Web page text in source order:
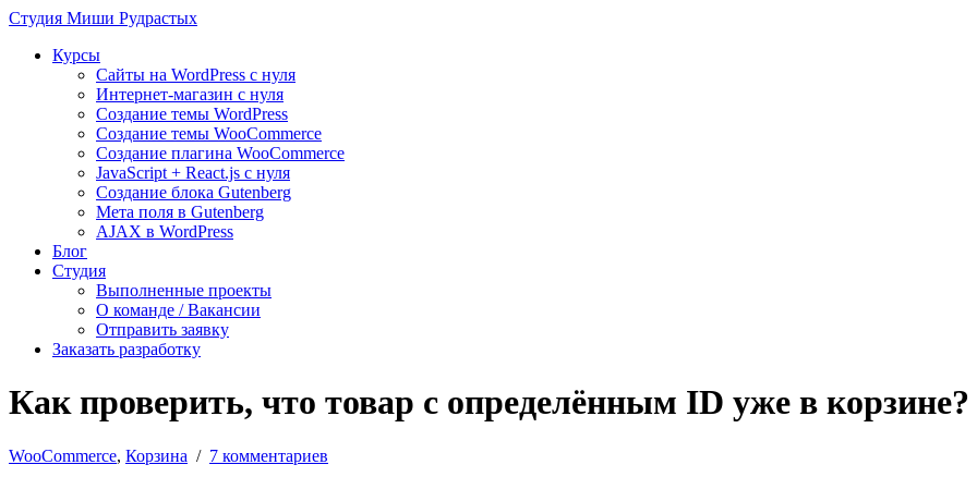
Студия Миши Рудрастых
Курсы
Сайты на WordPress с нуля
Интернет-магазин с нуля
Создание темы WordPress
Создание темы WooCommerce
Создание плагина WooCommerce
JavaScript + React.js с нуля
Создание блока Gutenberg
Мета поля в Gutenberg
AJAX в WordPress
Блог
Студия
Выполненные проекты
О команде / Вакансии
Отправить заявку
Заказать разработку
Как проверить, что товар с определённым ID уже в корзине?
WooCommerce, Корзина / 7 комментариев